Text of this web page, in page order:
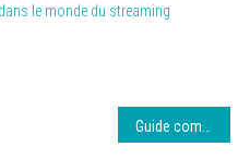
le monde du streaming